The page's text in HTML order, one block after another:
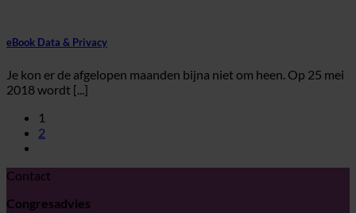
eBook Data & Privacy
Je kon er de afgelopen maanden bijna niet om heen. Op 25 mei
2018 wordt [...]
1
2
Contact
Congresadvies